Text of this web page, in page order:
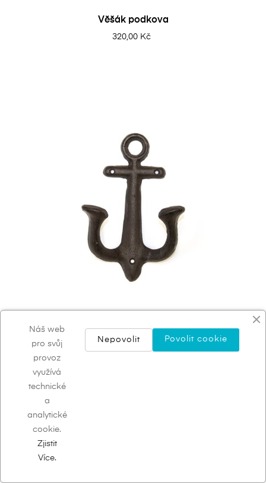
Věšák podkova
320,00 Kč
Náš web
pro svůj
provoz
využívá
technické
a
analytické
cookie.
Zjistit
Více.
Povolit cookie
Nepovolit